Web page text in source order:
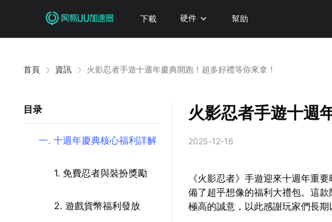
下載 硬件 幫助
首頁 資訊 火影忍者手遊十週年慶典開跑！超多好禮等你來拿！
目录
一. 十週年慶典核心福利詳解
1. 免費忍者與裝扮獎勵
2. 遊戲貨幣福利發放
火影忍者手遊十週
2025-12-16
《火影忍者》手遊迎來十週年重
備了超乎想像的福利大禮包。這
極高的誠意，以此感謝玩家們長期